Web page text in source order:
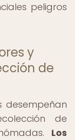
peligros
y
de
desempeñan
de
Los